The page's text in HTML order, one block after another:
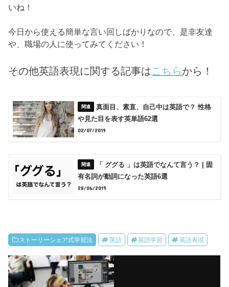
いね！
今日から使える簡単な言い回しばかりなので、是非友達
や、職場の人に使ってみてください！
その他英語表現に関する記事はこちらから！
真面目、素直、自己中は英語で？ 性格
や見た目を表す英単語62選
02/07/2019
「 ググる 」は英語でなんて言う？ | 固
有名詞が動詞になった英語6選
28/06/2019
ストーリーシェア式学習法 英語 英語学習 英語表現